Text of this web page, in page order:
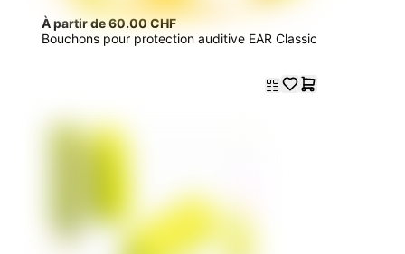
À partir de 60.00 CHF
Bouchons pour protection auditive EAR Classic